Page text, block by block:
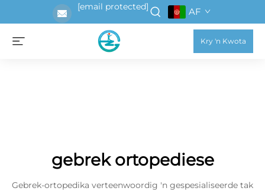
[email protected] AF
Kry 'n Kwota
gebrek ortopediese
Gebrek-ortopedika verteenwoordig 'n gespesialiseerde tak